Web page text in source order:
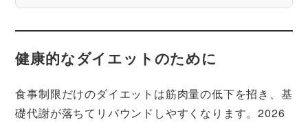
健康的なダイエットのために
食事制限だけのダイエットは筋肉量の低下を招き、基
礎代謝が落ちてリバウンドしやすくなります。2026